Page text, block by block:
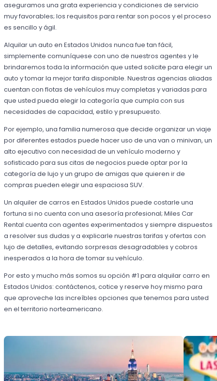
aseguramos una grata experiencia y condiciones de servicio
muy favorables; los requisitos para rentar son pocos y el proceso
es sencillo y ágil.
Alquilar un auto en Estados Unidos nunca fue tan fácil,
simplemente comuníquese con uno de nuestros agentes y le
brindaremos toda la información que usted solicite para elegir un
auto y tomar la mejor tarifa disponible. Nuestras agencias aliadas
cuentan con flotas de vehículos muy completas y variadas para
que usted pueda elegir la categoría que cumpla con sus
necesidades de capacidad, estilo y presupuesto.
Por ejemplo, una familia numerosa que decide organizar un viaje
por diferentes estados puede hacer uso de una van o minivan, un
alto ejecutivo con necesidad de un vehículo moderno y
sofisticado para sus citas de negocios puede optar por la
categoría de lujo y un grupo de amigas que quieren ir de
compras pueden elegir una espaciosa SUV.
Un alquiler de carros en Estados Unidos puede costarle una
fortuna si no cuenta con una asesoría profesional; Miles Car
Rental cuenta con agentes experimentados y siempre dispuestos
a resolver sus dudas y a explicarle nuestras tarifas y ofertas con
lujo de detalles, evitando sorpresas desagradables y cobros
inesperados a la hora de tomar su vehículo.
Por esto y mucho más somos su opción #1 para alquilar carro en
Estados Unidos: contáctenos, cotice y reserve hoy mismo para
que aproveche las increíbles opciones que tenemos para usted
en el territorio norteamericano.